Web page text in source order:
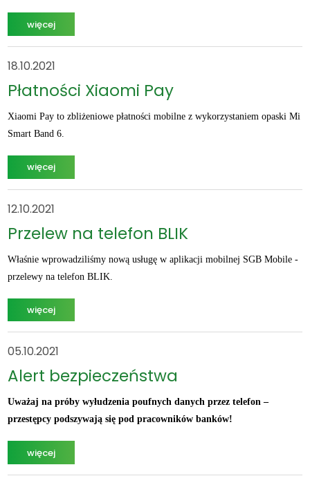
więcej
18.10.2021
Płatności Xiaomi Pay
Xiaomi Pay to zbliżeniowe płatności mobilne z wykorzystaniem opaski Mi
Smart Band 6.
więcej
12.10.2021
Przelew na telefon BLIK
Właśnie wprowadziliśmy nową usługę w aplikacji mobilnej SGB Mobile -
przelewy na telefon BLIK.
więcej
05.10.2021
Alert bezpieczeństwa
Uważaj na próby wyłudzenia poufnych danych przez telefon –
przestępcy podszywają się pod pracowników banków!
więcej